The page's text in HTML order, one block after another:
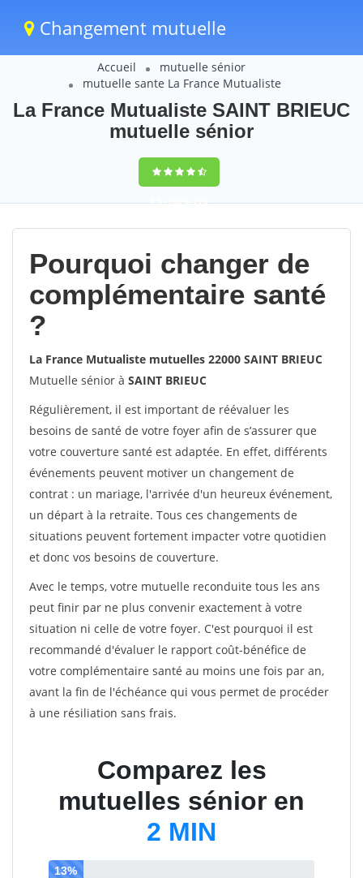
Changement mutuelle
Accueil
mutuelle sénior
mutuelle sante La France Mutualiste
La France Mutualiste SAINT BRIEUC
mutuelle sénior
9,5(100%)220
votes
Pourquoi changer de
complémentaire santé
?
La France Mutualiste mutuelles 22000 SAINT BRIEUC
Mutuelle sénior à SAINT BRIEUC
Régulièrement, il est important de réévaluer les
besoins de santé de votre foyer afin de s’assurer que
votre couverture santé est adaptée. En effet, différents
événements peuvent motiver un changement de
contrat : un mariage, l'arrivée d'un heureux événement,
un départ à la retraite. Tous ces changements de
situations peuvent fortement impacter votre quotidien
et donc vos besoins de couverture.
Avec le temps, votre mutuelle reconduite tous les ans
peut finir par ne plus convenir exactement à votre
situation ni celle de votre foyer. C'est pourquoi il est
recommandé d'évaluer le rapport coût-bénéfice de
votre complémentaire santé au moins une fois par an,
avant la fin de l'échéance qui vous permet de procéder
à une résiliation sans frais.